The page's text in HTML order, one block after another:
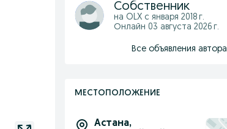
Собственник
на OLX с января 2018 г.
Онлайн 03 августа 2026 г.
Все объявления автора
МЕСТОПОЛОЖЕНИЕ
Астана,